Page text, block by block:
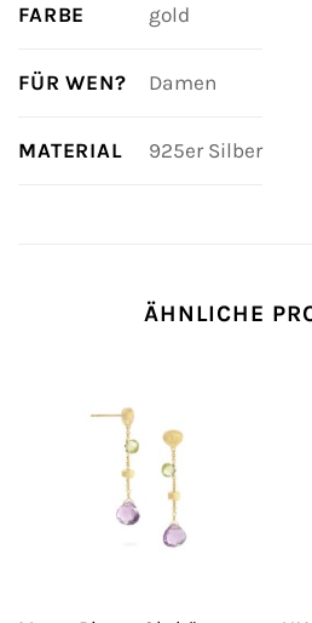
FARBE gold
FÜR WEN? Damen
MATERIAL 925er Silber
ÄHNLICHE